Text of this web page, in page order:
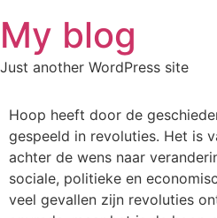
to
content
My blog
Just another WordPress site
Hoop heeft door de
gespeeld in revoluties. Het is
achter de wens naar
sociale, politieke en
veel gevallen zijn revoluties